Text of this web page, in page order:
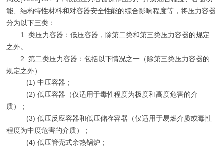
能、结构特性材料和对容器安全性能的综合影响程度等，将压力容器
分为以下三类：
1. 类压力容器：低压容器，除第二类和第三类压力容器的规定
之外。
2. 第二类压力容器：包括以下情况之一（除第三类压力容器的
规定之外）
(1) 中压容器；
(2) 低压容器（仅适用于毒性程度为极度和高度危害的介
质）；
(3) 低压反应容器和低压储存容器（仅适用于易燃介质或毒性
程度为中度危害的介质）；
(4) 低压管壳式余热锅炉；